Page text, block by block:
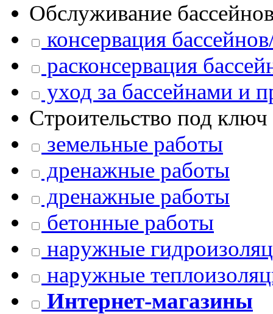
Обслуживание
консервация
расконсервация
уход за бассейнами и
Строительство под ключ
земельные работы
дренажные работы
дренажные работы
бетонные работы
наружные
наружные
Интернет-магазины